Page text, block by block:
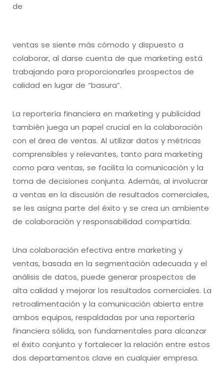
de
ventas se siente más cómodo y dispuesto a
colaborar, al darse cuenta de que marketing está
trabajando para proporcionarles prospectos de
calidad en lugar de “basura”.
La reportería financiera en marketing y publicidad
también juega un papel crucial en la colaboración
con el área de ventas. Al utilizar datos y métricas
comprensibles y relevantes, tanto para marketing
como para ventas, se facilita la comunicación y la
toma de decisiones conjunta. Además, al involucrar
a ventas en la discusión de resultados comerciales,
se les asigna parte del éxito y se crea un ambiente
de colaboración y responsabilidad compartida.
Una colaboración efectiva entre marketing y
ventas, basada en la segmentación adecuada y el
análisis de datos, puede generar prospectos de
alta calidad y mejorar los resultados comerciales. La
retroalimentación y la comunicación abierta entre
ambos equipos, respaldadas por una reportería
financiera sólida, son fundamentales para alcanzar
el éxito conjunto y fortalecer la relación entre estos
dos departamentos clave en cualquier empresa.